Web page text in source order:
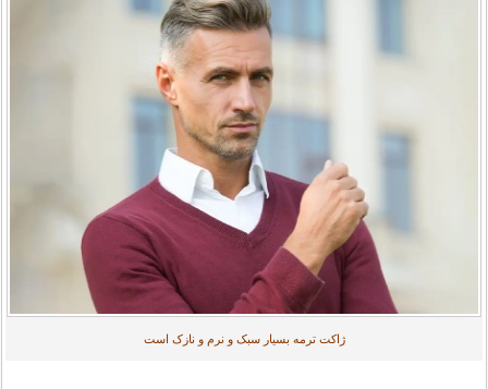
ژاکت ترمه بسیار سبک و نرم و نازک است